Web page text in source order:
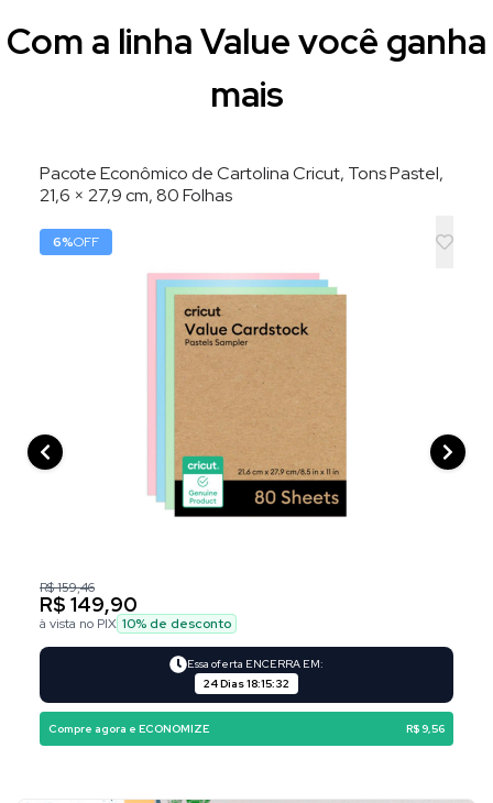
Com a linha Value você ganha
mais
Pacote Econômico de Cartolina Cricut, Tons Pastel,
21,6 × 27,9 cm, 80 Folhas
6%OFF
R$ 159,46
R$ 149,90
à vista no PIX 10% de desconto
Essa oferta ENCERRA EM:
24 Dias 18:15:31
Compre agora e ECONOMIZE R$ 9,56